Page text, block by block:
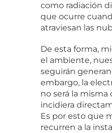
como radiación
que ocurre
atraviesan las
De esta forma,
el ambiente,
seguirán
embargo, la
no será la misma
incidiera
Es por esto que
recurren a la